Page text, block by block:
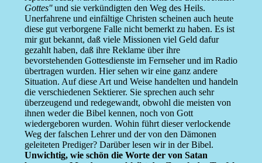
Gottes''und sie verkündigten den Weg des Heils.
Unerfahrene und einfältige Christen scheinen auch heute
diese gut verborgene Falle nicht bemerkt zu haben. Es ist
mir gut bekannt, daß viele Missionen viel Geld dafur
gezahlt haben, daß ihre Reklame über ihre
bevorstehenden Gottesdienste im Fernseher und im Radio
übertragen wurden. Hier sehen wir eine ganz andere
Situation. Auf diese Art und Weise handelten und handeln
die verschiedenen Sektierer. Sie sprechen auch sehr
überzeugend und redegewandt, obwohl die meisten von
ihnen weder die Bibel kennen, noch von Gott
wiedergeboren wurden. Wohin führt dieser verlockende
Weg der falschen Lehrer und der von den Dämonen
geleiteten Prediger? Darüber lesen wir in der Bibel.
Unwichtig, wie schön die Worte der von Satan